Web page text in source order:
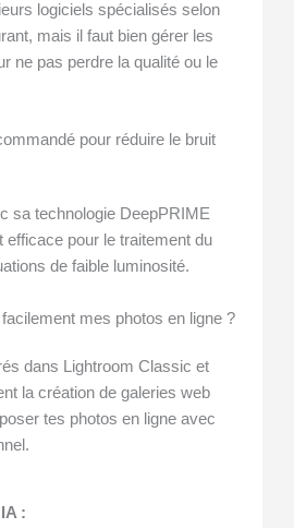
logiciels spécialisés selon
mais il faut bien gérer les
ne pas perdre la qualité ou le
pour réduire le bruit
sa technologie DeepPRIME
efficace pour le traitement du
de faible luminosité.
mes photos en ligne ?
dans Lightroom Classic et
la création de galeries web
tes photos en ligne avec
: